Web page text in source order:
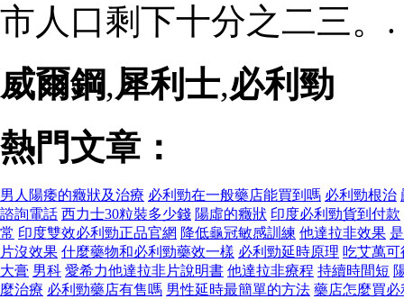
市人口剩下十分之二三。.
威爾鋼,犀利士,必利勁
熱門文章：
男人陽痿的癥狀及治療 必利勁在一般藥店能買到嗎 必利勁根治
諮詢電話 西力士30粒裝多少錢 陽虛的癥狀 印度必利勁貨到付款
常 印度雙效必利勁正品官網 降低龜冠敏感訓練 他達拉非效果
片沒效果 什麼藥物和必利勁藥效一樣 必利勁延時原理 吃艾萬
大膏 男科 愛希力他達拉非片說明書 他達拉非療程 持續時間短
麼治療 必利勁藥店有售嗎 男性延時最簡單的方法 藥店怎麼買必